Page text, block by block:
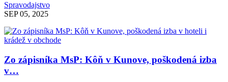
Spravodajstvo
SEP 05, 2025
Zo zápisníka MsP: Kôň v Kunove, poškodená izba
v…